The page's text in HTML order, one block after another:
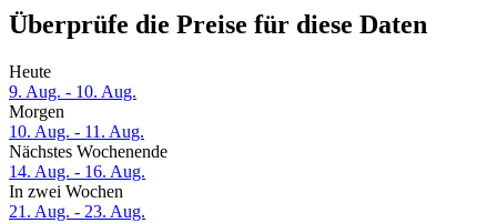
Überprüfe die Preise für diese Daten
Heute
9. Aug. - 10. Aug.
Morgen
10. Aug. - 11. Aug.
Nächstes Wochenende
14. Aug. - 16. Aug.
In zwei Wochen
21. Aug. - 23. Aug.